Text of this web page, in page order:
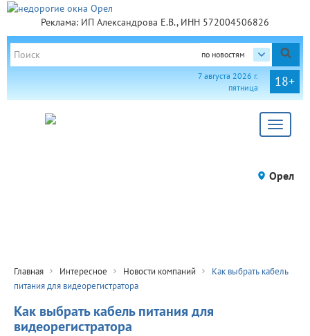
Реклама: ИП Александрова Е.В., ИНН 572004506826
по новостям
18+
7 августа 2026 г.
пятница
Toggle
Орел
Главная Интересное Новости компаний
Как выбрать кабель
питания для видеорегистратора
Как выбрать кабель питания для
видеорегистратора